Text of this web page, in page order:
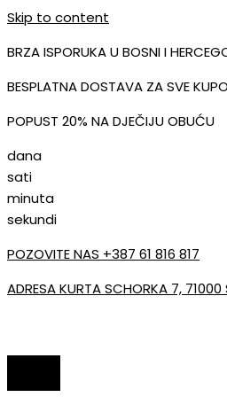
Skip to content
BRZA ISPORUKA U BOSNI I
BESPLATNA DOSTAVA ZA SVE
POPUST 20% NA DJEČIJU OBUĆU
dana
sati
minuta
sekundi
POZOVITE NAS +387 61 816 817
ADRESA KURTA SCHORKA 7, 71000